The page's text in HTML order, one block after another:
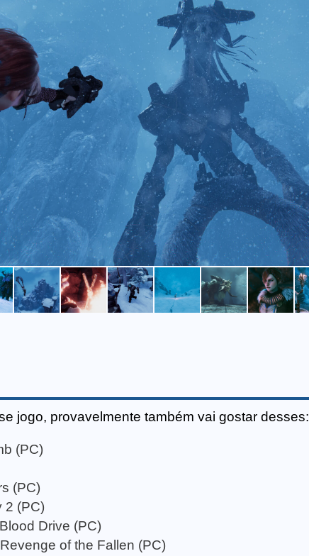
jogo, provavelmente também vai gostar desses:
(PC)
(PC)
2 (PC)
Drive (PC)
of the Fallen (PC)